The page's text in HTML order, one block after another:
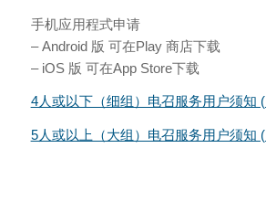
手机应用程式申请
– Android 版 可在Play 商店下载
– iOS 版 可在App Store下载
4人或以下（细组）电召服务用户须知
5人或以上（大组）电召服务用户须知